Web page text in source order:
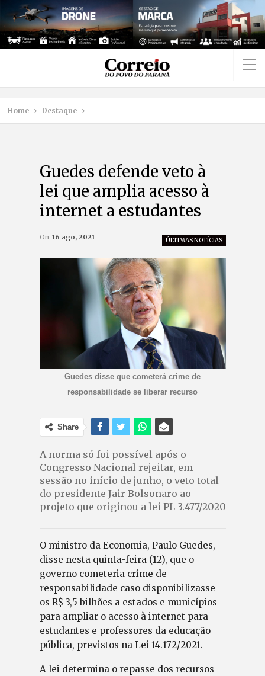
Home Destaque
Guedes defende veto à
lei que amplia acesso à
internet a estudantes
ÚLTIMAS NOTÍCIAS
On 16 ago, 2021
Guedes disse que cometerá crime de
responsabilidade se liberar recurso
Share
A norma só foi possível após o
Congresso Nacional rejeitar, em
sessão no início de junho, o veto total
do presidente Jair Bolsonaro ao
projeto que originou a lei PL 3.477/2020
O ministro da Economia, Paulo Guedes,
disse nesta quinta-feira (12), que o
governo cometeria crime de
responsabilidade caso disponibilizasse
os R$ 3,5 bilhões a estados e municípios
para ampliar o acesso à internet para
estudantes e professores da educação
pública, previstos na Lei 14.172/2021.
A lei determina o repasse dos recursos